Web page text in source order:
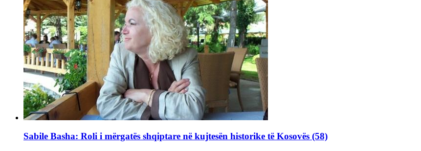
Sabile Basha: Roli i mërgatës shqiptare në kujtesën historike të Kosovës (58)